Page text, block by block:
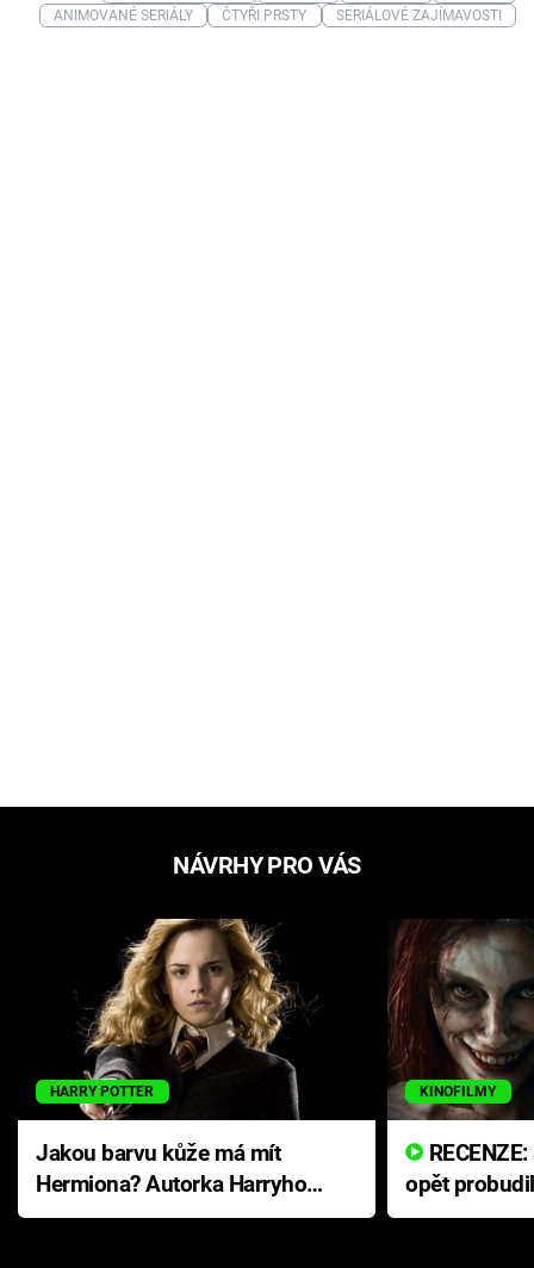
ANIMOVANÉ SERIÁLY
ČTYŘI PRSTY SERIÁLOVÉ ZAJÍMAVOSTI
NÁVRHY PRO VÁS
HARRY POTTER
Jakou barvu kůže má mít
Hermiona? Autorka Harryho
Pottera přišla s ráznou
KINOFILMY
opět
přichází s